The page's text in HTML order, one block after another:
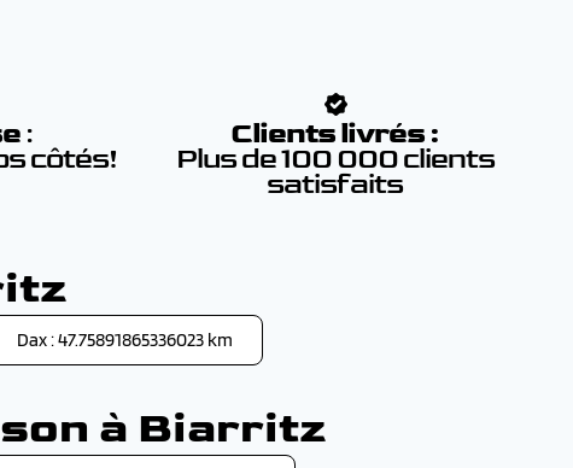
:
côtés!
Clients livrés :
Plus de 100 000 clients
satisfaits
Dax : 47.75891865336023 km
à Biarritz